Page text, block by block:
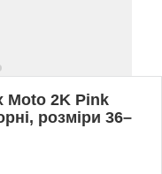
Moto 2K Pink
розміри 36–